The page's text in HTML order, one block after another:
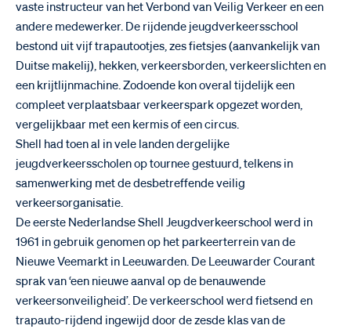
vaste instructeur van het Verbond van Veilig Verkeer en een
andere medewerker. De rijdende jeugdverkeersschool
bestond uit vijf trapautootjes, zes fietsjes (aanvankelijk van
Duitse makelij), hekken, verkeersborden, verkeerslichten en
een krijtlijnmachine. Zodoende kon overal tijdelijk een
compleet verplaatsbaar verkeerspark opgezet worden,
vergelijkbaar met een kermis of een circus.
Shell had toen al in vele landen dergelijke
jeugdverkeersscholen op tournee gestuurd, telkens in
samenwerking met de desbetreffende veilig
verkeersorganisatie.
De eerste Nederlandse Shell Jeugdverkeerschool werd in
1961 in gebruik genomen op het parkeerterrein van de
Nieuwe Veemarkt in Leeuwarden. De Leeuwarder Courant
sprak van ‘een nieuwe aanval op de benauwende
verkeersonveiligheid’. De verkeerschool werd fietsend en
trapauto-rijdend ingewijd door de zesde klas van de